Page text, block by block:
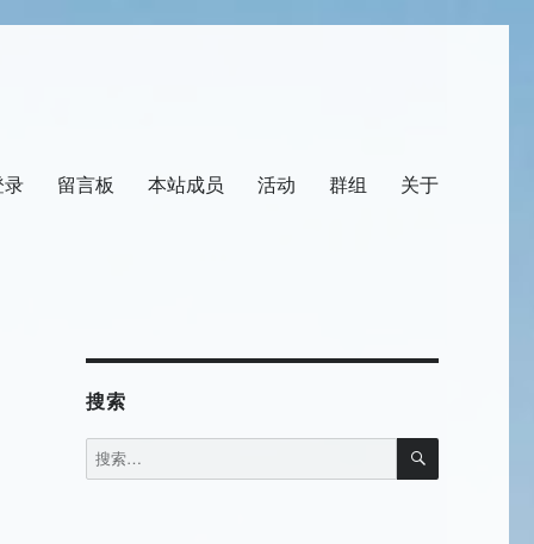
留言板 本站成员 活动 群组 关于
搜索
搜
索：
搜